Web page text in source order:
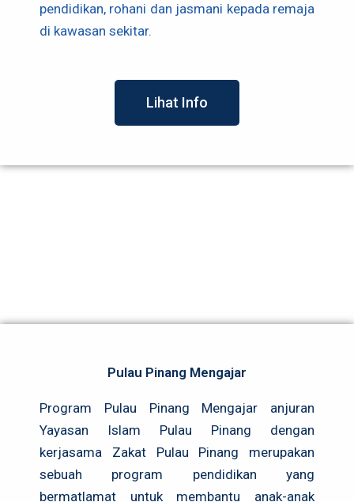
pendidikan, rohani dan jasmani kepada remaja
di kawasan sekitar.
Lihat Info
Pulau Pinang Mengajar
Program Pulau Pinang Mengajar anjuran
Yayasan Islam Pulau Pinang dengan
kerjasama Zakat Pulau Pinang merupakan
sebuah program pendidikan yang
bermatlamat untuk membantu anak-anak